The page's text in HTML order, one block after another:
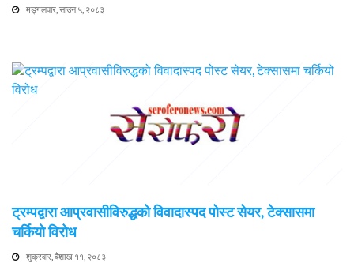
मङ्गलवार, साउन ५, २०८३
ट्रम्पद्वारा आप्रवासीविरुद्धको विवादास्पद पोस्ट सेयर, टेक्सासमा
चर्कियो विरोध
शुक्रवार, बैशाख ११, २०८३